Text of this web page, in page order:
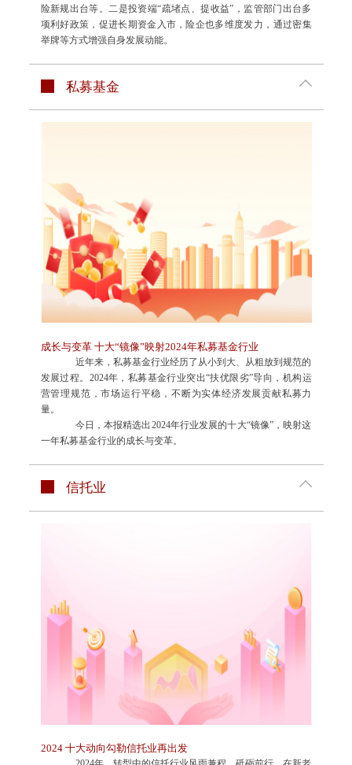
险新规出台等。二是投资端“疏堵点、提收益”，监管部门出台多
项利好政策，促进长期资金入市，险企也多维度发力，通过密集
举牌等方式增强自身发展动能。
私募基金
成长与变革 十大“镜像”映射2024年私募基金行业
近年来，私募基金行业经历了从小到大、从粗放到规范的
发展过程。2024年，私募基金行业突出“扶优限劣”导向，机构运
营管理规范，市场运行平稳，不断为实体经济发展贡献私募力
量。
今日，本报精选出2024年行业发展的十大“镜像”，映射这
一年私募基金行业的成长与变革。
信托业
2024 十大动向勾勒信托业再出发